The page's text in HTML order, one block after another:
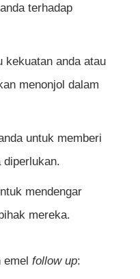
terhadap
kekuatan anda atau
menonjol dalam
untuk memberi
diperlukan.
mendengar
mereka.
emel follow up: